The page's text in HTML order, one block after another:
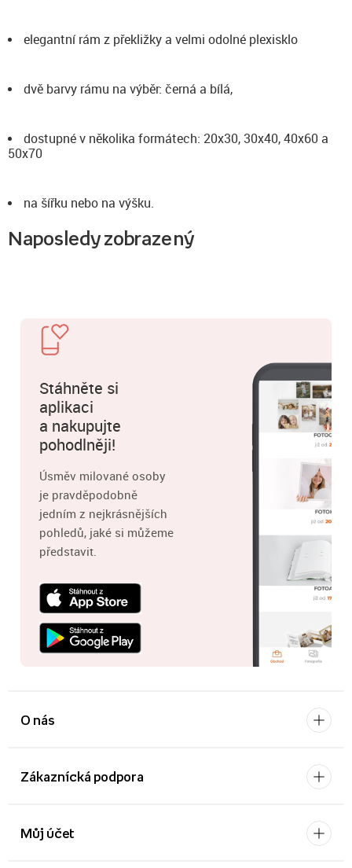
elegantní rám z překližky a velmi odolné plexisklo
dvě barvy rámu na výběr: černá a bílá,
dostupné v několika formátech: 20x30, 30x40, 40x60 a
50x70
na šířku nebo na výšku.
Naposledy zobrazený
Stáhněte si
aplikaci
a nakupujte
pohodlněji!
Úsměv milované osoby
je pravděpodobně
jedním z nejkrásnějších
pohledů, jaké si můžeme
představit.
O nás
Zákaznícká podpora
Můj účet